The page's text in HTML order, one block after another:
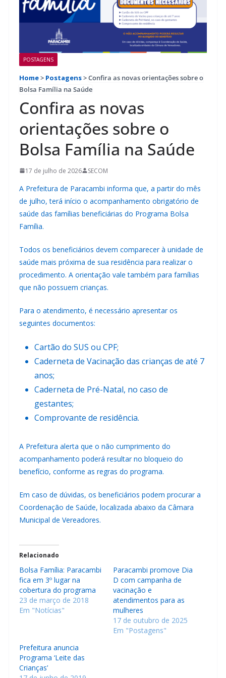
POSTAGENS
Home> Postagens>Confira as novas orientações sobre o
Bolsa Família na Saúde
Confira as novas
orientações sobre o
Bolsa Família na Saúde
17 de julho de 2026 SECOM
A Prefeitura de Paracambi informa que, a partir do mês
de julho, terá início o acompanhamento obrigatório de
saúde das famílias beneficiárias do Programa Bolsa
Família.
Todos os beneficiários devem comparecer à unidade de
saúde mais próxima de sua residência para realizar o
procedimento. A orientação vale também para famílias
que não possuem crianças.
Para o atendimento, é necessário apresentar os
seguintes documentos:
Cartão do SUS ou CPF;
Caderneta de Vacinação das crianças de até 7
anos;
Caderneta de Pré-Natal, no caso de
gestantes;
Comprovante de residência.
A Prefeitura alerta que o não cumprimento do
acompanhamento poderá resultar no bloqueio do
benefício, conforme as regras do programa.
Em caso de dúvidas, os beneficiários podem procurar a
Coordenação de Saúde, localizada abaixo da Câmara
Municipal de Vereadores.
Relacionado
Bolsa Família: Paracambi
fica em 3º lugar na
cobertura do programa
23 de março de 2018
Em "Notícias"
Paracambi promove Dia
D com campanha de
vacinação e
atendimentos para as
mulheres
17 de outubro de 2025
Em "Postagens"
Prefeitura anuncia
Programa ‘Leite das
Crianças’